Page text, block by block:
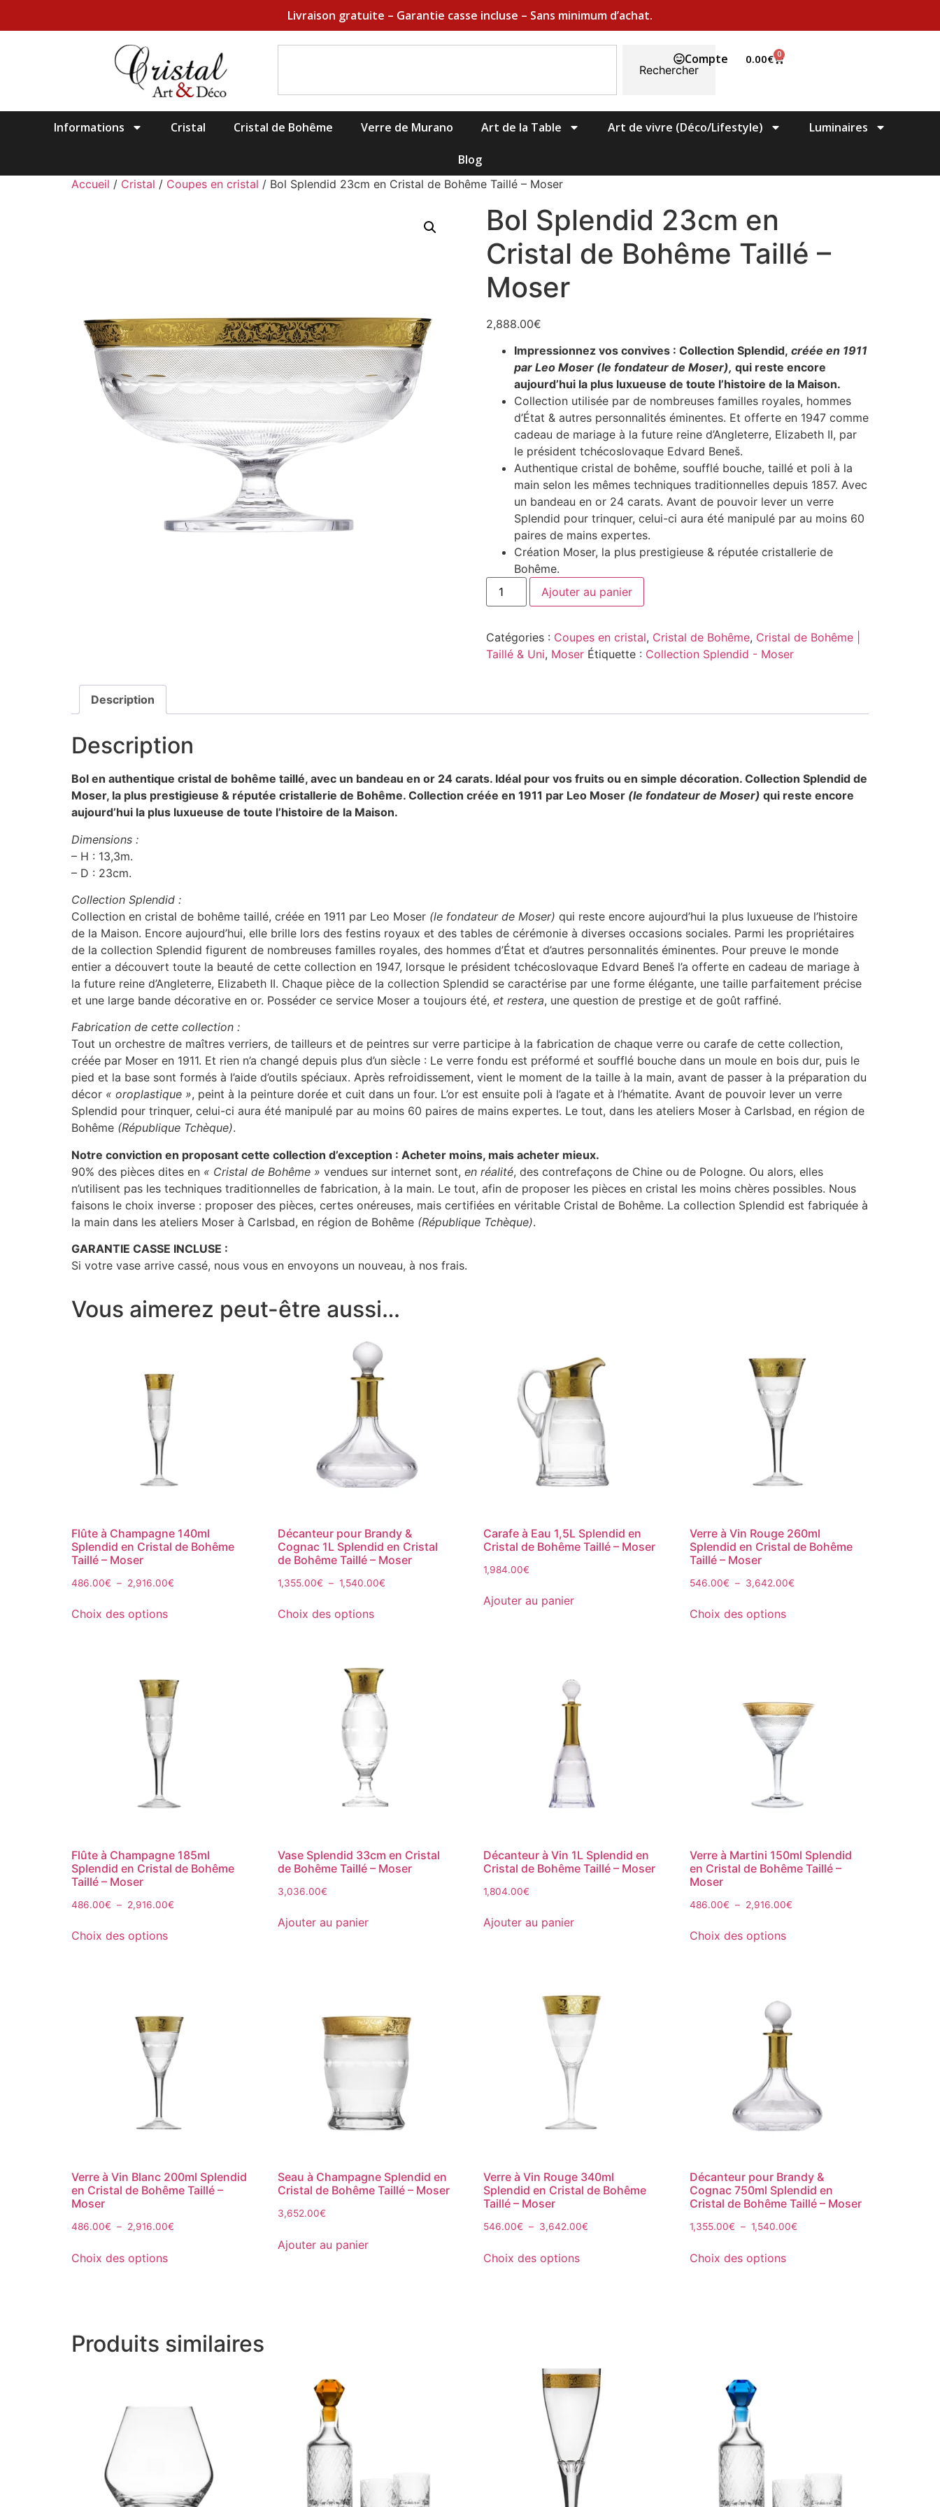
Livraison gratuite – Garantie casse incluse – Sans minimum d’achat.
Rechercher
Compte 0.00€ 0
Informations Cristal Cristal de Bohême Verre de Murano Art de la Table Art de vivre (Déco/Lifestyle) Luminaires
Blog
Accueil / Cristal / Coupes en cristal / Bol Splendid 23cm en Cristal de Bohême Taillé – Moser
Bol Splendid 23cm en
Cristal de Bohême Taillé –
Moser
2,888.00€
Impressionnez vos convives : Collection Splendid, créée en 1911
par Leo Moser (le fondateur de Moser), qui reste encore
aujourd’hui la plus luxueuse de toute l’histoire de la Maison.
Collection utilisée par de nombreuses familles royales, hommes
d’État & autres personnalités éminentes. Et offerte en 1947 comme
cadeau de mariage à la future reine d’Angleterre, Elizabeth II, par
le président tchécoslovaque Edvard Beneš.
Authentique cristal de bohême, soufflé bouche, taillé et poli à la
main selon les mêmes techniques traditionnelles depuis 1857. Avec
un bandeau en or 24 carats. Avant de pouvoir lever un verre
Splendid pour trinquer, celui-ci aura été manipulé par au moins 60
paires de mains expertes.
Création Moser, la plus prestigieuse & réputée cristallerie de
Bohême.
Ajouter au panier
Catégories : Coupes en cristal, Cristal de Bohême, Cristal de Bohême |
Taillé & Uni, Moser Étiquette : Collection Splendid - Moser
Description
Description
Bol en authentique cristal de bohême taillé, avec un bandeau en or 24 carats. Idéal pour vos fruits ou en simple décoration. Collection Splendid de
Moser, la plus prestigieuse & réputée cristallerie de Bohême. Collection créée en 1911 par Leo Moser (le fondateur de Moser) qui reste encore
aujourd’hui la plus luxueuse de toute l’histoire de la Maison.
Dimensions :
– H : 13,3m.
– D : 23cm.
Collection Splendid :
Collection en cristal de bohême taillé, créée en 1911 par Leo Moser (le fondateur de Moser) qui reste encore aujourd’hui la plus luxueuse de l’histoire
de la Maison. Encore aujourd’hui, elle brille lors des festins royaux et des tables de cérémonie à diverses occasions sociales. Parmi les propriétaires
de la collection Splendid figurent de nombreuses familles royales, des hommes d’État et d’autres personnalités éminentes. Pour preuve le monde
entier a découvert toute la beauté de cette collection en 1947, lorsque le président tchécoslovaque Edvard Beneš l’a offerte en cadeau de mariage à
la future reine d’Angleterre, Elizabeth II. Chaque pièce de la collection Splendid se caractérise par une forme élégante, une taille parfaitement précise
et une large bande décorative en or. Posséder ce service Moser a toujours été, et restera, une question de prestige et de goût raffiné.
Fabrication de cette collection :
Tout un orchestre de maîtres verriers, de tailleurs et de peintres sur verre participe à la fabrication de chaque verre ou carafe de cette collection,
créée par Moser en 1911. Et rien n’a changé depuis plus d’un siècle : Le verre fondu est préformé et soufflé bouche dans un moule en bois dur, puis le
pied et la base sont formés à l’aide d’outils spéciaux. Après refroidissement, vient le moment de la taille à la main, avant de passer à la préparation du
décor « oroplastique », peint à la peinture dorée et cuit dans un four. L’or est ensuite poli à l’agate et à l’hématite. Avant de pouvoir lever un verre
Splendid pour trinquer, celui-ci aura été manipulé par au moins 60 paires de mains expertes. Le tout, dans les ateliers Moser à Carlsbad, en région de
Bohême (République Tchèque).
Notre conviction en proposant cette collection d’exception : Acheter moins, mais acheter mieux.
90% des pièces dites en « Cristal de Bohême » vendues sur internet sont, en réalité, des contrefaçons de Chine ou de Pologne. Ou alors, elles
n’utilisent pas les techniques traditionnelles de fabrication, à la main. Le tout, afin de proposer les pièces en cristal les moins chères possibles. Nous
faisons le choix inverse : proposer des pièces, certes onéreuses, mais certifiées en véritable Cristal de Bohême. La collection Splendid est fabriquée à
la main dans les ateliers Moser à Carlsbad, en région de Bohême (République Tchèque).
GARANTIE CASSE INCLUSE :
Si votre vase arrive cassé, nous vous en envoyons un nouveau, à nos frais.
Vous aimerez peut-être aussi…
Flûte à Champagne 140ml
Splendid en Cristal de Bohême
Taillé – Moser
486.00€ – 2,916.00€
Choix des options
Décanteur pour Brandy &
Cognac 1L Splendid en Cristal
de Bohême Taillé – Moser
1,355.00€ – 1,540.00€
Choix des options
Carafe à Eau 1,5L Splendid en
Cristal de Bohême Taillé – Moser
1,984.00€
Ajouter au panier
Verre à Vin Rouge 260ml
Splendid en Cristal de Bohême
Taillé – Moser
546.00€ – 3,642.00€
Choix des options
Flûte à Champagne 185ml
Splendid en Cristal de Bohême
Taillé – Moser
486.00€ – 2,916.00€
Choix des options
Vase Splendid 33cm en Cristal
de Bohême Taillé – Moser
3,036.00€
Ajouter au panier
Décanteur à Vin 1L Splendid en
Cristal de Bohême Taillé – Moser
1,804.00€
Ajouter au panier
Verre à Martini 150ml Splendid
en Cristal de Bohême Taillé –
Moser
486.00€ – 2,916.00€
Choix des options
Verre à Vin Blanc 200ml Splendid
en Cristal de Bohême Taillé –
Moser
486.00€ – 2,916.00€
Choix des options
Seau à Champagne Splendid en
Cristal de Bohême Taillé – Moser
3,652.00€
Ajouter au panier
Verre à Vin Rouge 340ml
Splendid en Cristal de Bohême
Taillé – Moser
546.00€ – 3,642.00€
Choix des options
Décanteur pour Brandy &
Cognac 750ml Splendid en
Cristal de Bohême Taillé – Moser
1,355.00€ – 1,540.00€
Choix des options
Produits similaires